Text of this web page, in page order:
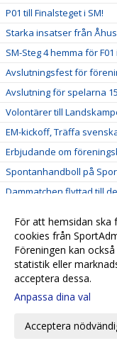
P01 till Finalsteget i SM!
Starka insatser från
SM-Steg 4 hemma för
Avslutningsfest för
Avslutning för spelarna
Volontärer till
EM-kickoff, Träffa
Erbjudande om
Spontanhandboll på
Dammatchen flyttad till
Både Pojkar-B och
Dammatchen flyttad till
Våren är kommen
Fina framgångar i Norden
Inspringslag till
Bemanning Sånnafiket
För att hemsidan ska
cookies från
Föreningen kan
statistik eller
acceptera dessa.
Anpassa dina val
Acceptera